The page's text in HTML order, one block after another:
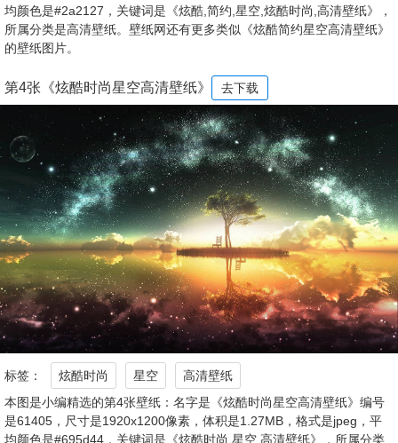
均颜色是#2a2127，关键词是《炫酷,简约,星空,炫酷时尚,高清壁纸》，
所属分类是高清壁纸。壁纸网还有更多类似《炫酷简约星空高清壁纸》
的壁纸图片。
第4张《炫酷时尚星空高清壁纸》 去下载
标签： 炫酷时尚 星空
高清壁纸
本图是小编精选的第4张壁纸：名字是《炫酷时尚星空高清壁纸》编号
是61405，尺寸是1920x1200像素，体积是1.27MB，格式是jpeg，平
均颜色是#695d44，关键词是《炫酷时尚,星空,高清壁纸》，所属分类